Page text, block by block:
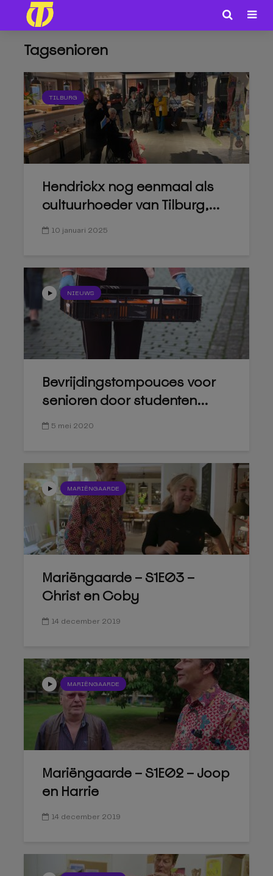
Tagsenioren
TILBURG
Hendrickx nog eenmaal als
cultuurhoeder van Tilburg,...
10 januari 2025
NIEUWS
Bevrijdingstompouces voor
senioren door studenten...
5 mei 2020
MARIËNGAARDE
Mariëngaarde – S1E03 –
Christ en Coby
14 december 2019
MARIËNGAARDE
Mariëngaarde – S1E02 – Joop
en Harrie
14 december 2019